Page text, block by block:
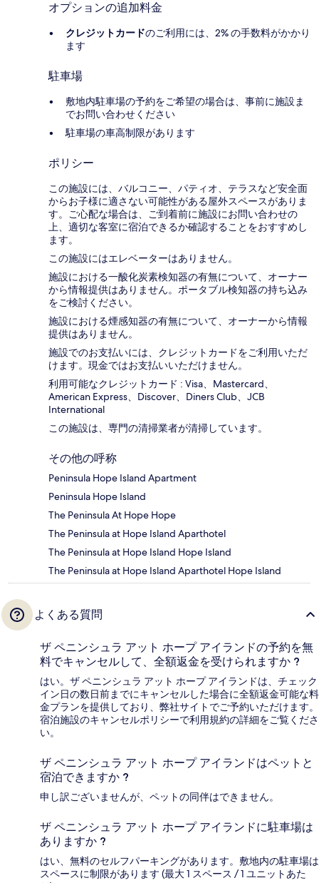
オプションの追加料金
クレジットカードのご利用には、2% の手数料がかかり
ます
駐車場
敷地内駐車場の予約をご希望の場合は、事前に施設ま
でお問い合わせください
駐車場の車高制限があります
ポリシー
この施設には、バルコニー、パティオ、テラスなど安全面
からお子様に適さない可能性がある屋外スペースがありま
す。ご心配な場合は、ご到着前に施設にお問い合わせの
上、適切な客室に宿泊できるか確認することをおすすめし
ます。
この施設にはエレベーターはありません。
施設における一酸化炭素検知器の有無について、オーナー
から情報提供はありません。ポータブル検知器の持ち込み
をご検討ください。
施設における煙感知器の有無について、オーナーから情報
提供はありません。
施設でのお支払いには、クレジットカードをご利用いただ
けます。現金ではお支払いいただけません。
利用可能なクレジットカード : Visa、Mastercard、
American Express、Discover、Diners Club、JCB
International
この施設は、専門の清掃業者が清掃しています。
その他の呼称
Peninsula Hope Island Apartment
Peninsula Hope Island
The Peninsula At Hope Hope
The Peninsula at Hope Island Aparthotel
The Peninsula at Hope Island Hope Island
The Peninsula at Hope Island Aparthotel Hope Island
よくある質問
ザ ペニンシュラ アット ホープ アイランドの予約を無
料でキャンセルして、全額返金を受けられますか ?
はい。ザ ペニンシュラ アット ホープ アイランドは、チェック
イン日の数日前までにキャンセルした場合に全額返金可能な料
金プランを提供しており、弊社サイトでご予約いただけます。
宿泊施設のキャンセルポリシーで利用規約の詳細をご覧くださ
い。
ザ ペニンシュラ アット ホープ アイランドはペットと
宿泊できますか ?
申し訳ございませんが、ペットの同伴はできません。
ザ ペニンシュラ アット ホープ アイランドに駐車場は
ありますか ?
はい、無料のセルフパーキングがあります。敷地内の駐車場は
スペースに制限があります (最大 1 スペース / 1 ユニットあた